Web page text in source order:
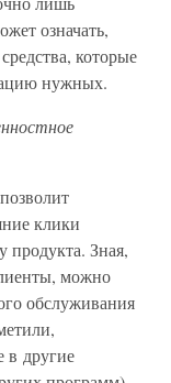
означать,
которые
нужных.
клики
продукта. Зная,
можно
обслуживания
в другие